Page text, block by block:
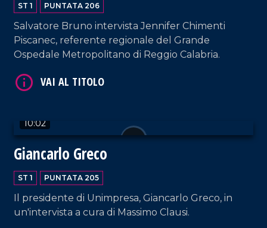
ST 1 PUNTATA 206
Salvatore Bruno intervista Jennifer Chimenti
Piscanec, referente regionale del Grande
Ospedale Metropolitano di Reggio Calabria.
10:02
Giancarlo Greco
ST 1 PUNTATA 205
Il presidente di Unimpresa, Giancarlo Greco, in
un'intervista a cura di Massimo Clausi.
VAI AL TITOLO
VAI AL TITOLO